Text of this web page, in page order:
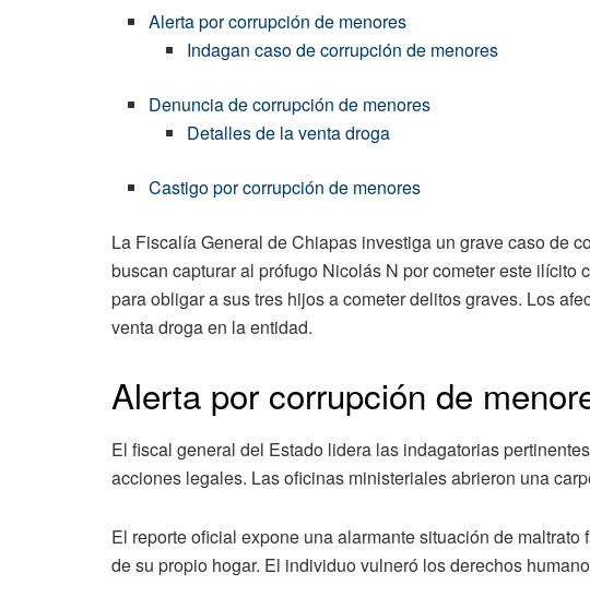
Alerta por corrupción de menores
Indagan caso de corrupción de menores
Denuncia de corrupción de menores
Detalles de la venta droga
Castigo por corrupción de menores
La Fiscalía General de Chiapas investiga un grave caso de
buscan capturar al prófugo Nicolás N por cometer este
para obligar a sus tres hijos a cometer delitos graves. Los
venta droga en la entidad.
Alerta por corrupción de
El fiscal general del Estado lidera las indagatorias
acciones legales. Las oficinas ministeriales abrieron una
El reporte oficial expone una alarmante situación de
de su propio hogar. El individuo vulneró los derechos